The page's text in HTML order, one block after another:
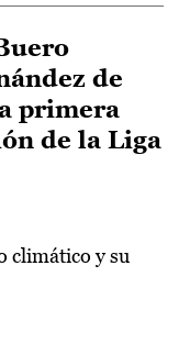
de
primera
de la Liga
climático y su